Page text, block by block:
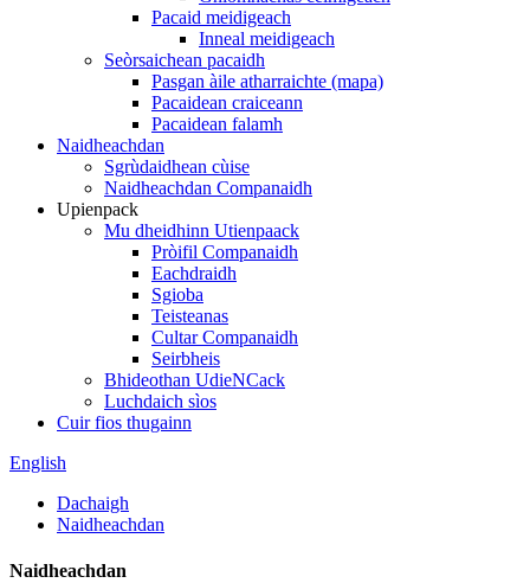
Pacaid meidigeach
Inneal meidigeach
Seòrsaichean pacaidh
Pasgan àile atharraichte (mapa)
Pacaidean craiceann
Pacaidean falamh
Naidheachdan
Sgrùdaidhean cùise
Naidheachdan Companaidh
Upienpack
Mu dheidhinn Utienpaack
Pròifil Companaidh
Eachdraidh
Sgioba
Teisteanas
Cultar Companaidh
Seirbheis
Bhideothan UdieNCack
Luchdaich sìos
Cuir fios thugainn
English
Dachaigh
Naidheachdan
Naidheachdan